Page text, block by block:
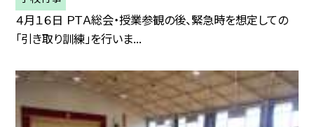
４月１６日 ＰＴＡ総会・授業参観の後、緊急時を想定しての
「引き取り訓練」を行いま...